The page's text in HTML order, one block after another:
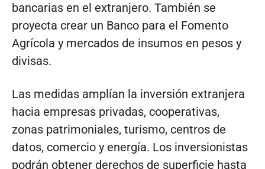
bancarias en el extranjero. También se
proyecta crear un Banco para el Fomento
Agrícola y mercados de insumos en pesos y
divisas.
Las medidas amplían la inversión extranjera
hacia empresas privadas, cooperativas,
zonas patrimoniales, turismo, centros de
datos, comercio y energía. Los inversionistas
podrán obtener derechos de superficie hasta